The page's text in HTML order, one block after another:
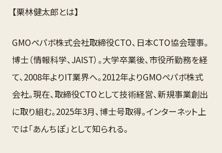
【栗林健太郎とは】
GMOペパボ株式会社取締役CTO、日本CTO協会理事。
博士（情報科学、JAIST）。大学卒業後、市役所勤務を経
て、2008年よりIT業界へ。2012年よりGMOペパボ株式
会社。現在、取締役CTOとして技術経営、新規事業創出
に取り組む。2025年3月、博士号取得。インターネット上
では「あんちぽ」として知られる。